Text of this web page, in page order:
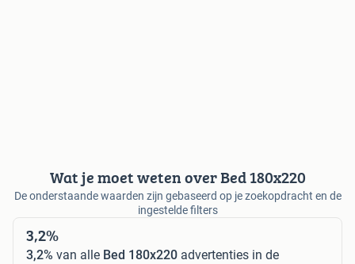
Wat je moet weten over Bed 180x220
De onderstaande waarden zijn gebaseerd op je zoekopdracht en de
ingestelde filters
3,2%
3,2% van alle Bed 180x220 advertenties in de